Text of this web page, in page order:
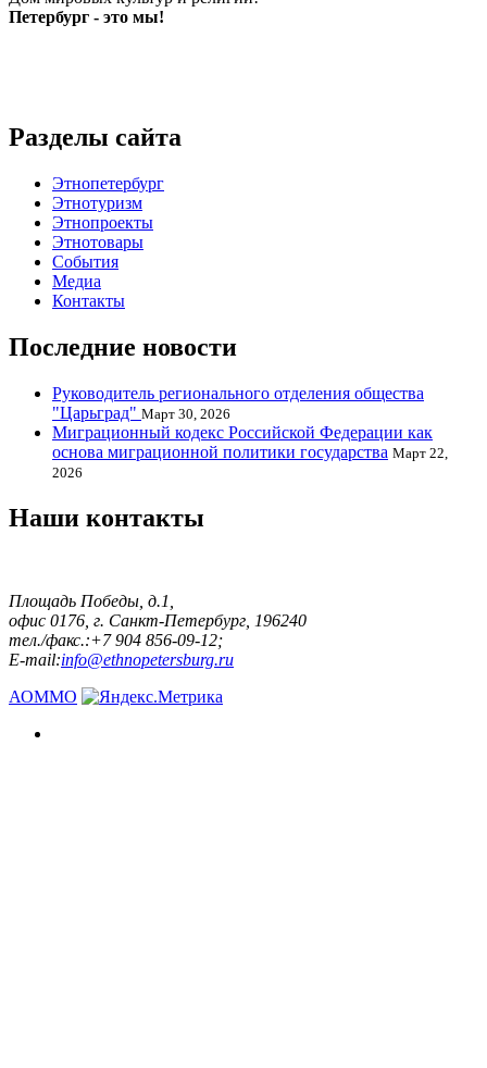
Петербург - это мы!
Разделы сайта
Этнопетербург
Этнотуризм
Этнопроекты
Этнотовары
События
Медиа
Контакты
Последние новости
Руководитель регионального отделения общества
"Царьград" Март 30, 2026
Миграционный кодекс Российской Федерации как
основа миграционной политики государства Март 22,
2026
Наши контакты
Площадь Победы, д.1,
офис 0176, г. Санкт-Петербург, 196240
тел./факс.:+7 904 856-09-12;
E-mail:info@ethnopetersburg.ru
АОММО